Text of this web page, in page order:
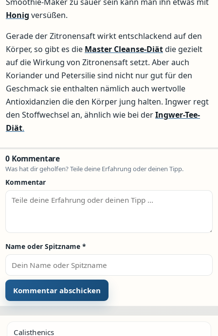
Honig versüßen.
Gerade der Zitronensaft wirkt entschlackend auf den
Körper, so gibt es die Master Cleanse-Diätdie gezielt
auf die Wirkung von Zitronensaft setzt. Aber auch
Koriander und Petersilie sind nicht nur gut für den
Geschmack sie enthalten nämlich auch wertvolle
Antioxidanzien die den Körper jung halten. Ingwer regt
den Stoffwechsel an, ähnlich wie bei derIngwer-Tee-
Diät.
0 Kommentare
Was hat dir geholfen? Teile deine Erfahrung oder deinen Tipp.
Kommentar
Name oder Spitzname *
Calisthenics